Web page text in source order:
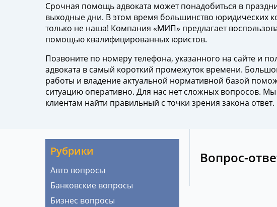
Срочная помощь адвоката может понадобиться в
выходные дни. В этом время большинство юридических
только не наша! Компания «МИП» предлагает
помощью квалифицированных юристов.
Позвоните по номеру телефона, указанного на сайте и
адвоката в самый короткий промежуток времени.
работы и владение актуальной нормативной базой
ситуацию оперативно. Для нас нет сложных вопросов.
клиентам найти правильный с точки зрения закона ответ.
Рубрики
Авто вопросы
Банковские вопросы
Бизнес вопросы
Вопрос-